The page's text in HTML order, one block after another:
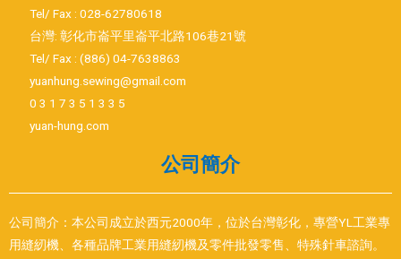
Tel/ Fax : 028-62780618
台灣: 彰化市崙平里崙平北路106巷21號
Tel/ Fax : (886) 04-7638863
yuanhung.sewing@gmail.com
0 3 1 7 3 5 1 3 3 5
yuan-hung.com
公司簡介
公司簡介：本公司成立於西元2000年，位於台灣彰化，專營YL工業專
用縫紉機、各種品牌工業用縫紉機及零件批發零售、特殊針車諮詢。